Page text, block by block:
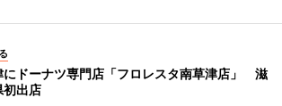
にドーナツ専門店「フロレスタ南草津店」 滋
初出店